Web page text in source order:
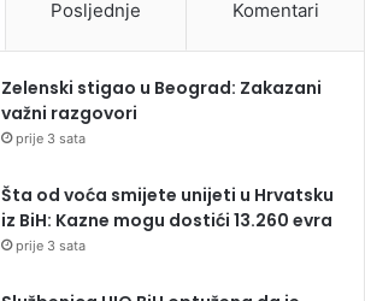
Posljednje Komentari
Zelenski stigao u Beograd: Zakazani
važni razgovori
prije 3 sata
Šta od voća smijete unijeti u Hrvatsku
iz BiH: Kazne mogu dostići 13.260 evra
prije 3 sata